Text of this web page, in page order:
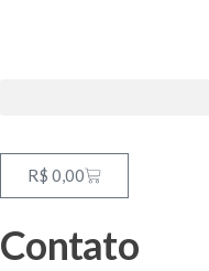
R$ 0,00
Contato